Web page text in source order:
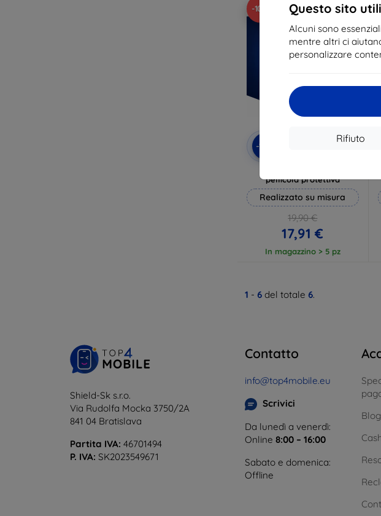
Questo sito
Alcuni sono
mentre altri ci
personalizzare
Rifiuto
-10%
-10%
pellicola protettiva
Realizzato su misura
19,90 €
17,91 €
In magazzino > 5 pz
1 - 6 del totale 6.
Shield-Sk s.r.o.
Via Rudolfa Mocka 3750/2A
841 04 Bratislava
Partita IVA: 46701494
P. IVA: SK2023549671
Contatto
info@top4mobile.eu
Scrivici
Da lunedì a venerdì:
Online 8:00 – 16:00
Sabato e domenica:
Offline
Blog